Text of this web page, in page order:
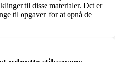
til disse materialer. Det er
til opgaven for at opnå de